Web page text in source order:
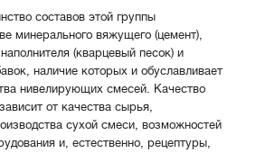
составов этой группы
минерального вяжущего (цемент),
(кварцевый песок) и
наличие которых и обуславливает
нивелирующих смесей. Качество
от качества сырья,
сухой смеси, возможностей
и, естественно, рецептуры,